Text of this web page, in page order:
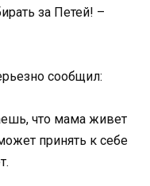
за Петей! –
сообщил:
что мама живет
принять к себе